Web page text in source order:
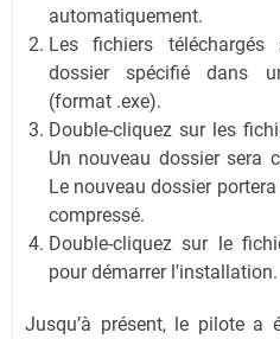
automatiquement.
Les fichiers
dossier spécifié dans
(format .exe).
Double-cliquez sur les
Un nouveau dossier sera
Le nouveau dossier
compressé.
Double-cliquez sur le
pour démarrer l'installation.
Jusqu’à présent, le pilote a